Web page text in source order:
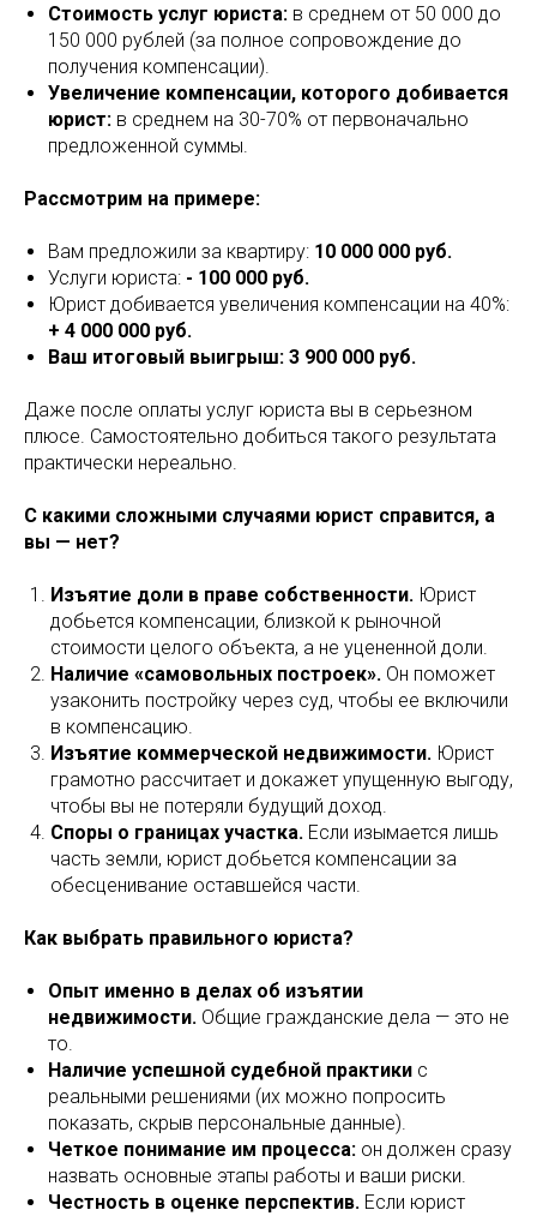
Стоимость услуг юриста: в среднем от 50 000 до
150 000 рублей (за полное сопровождение до
получения компенсации).
Увеличение компенсации, которого добивается
юрист: в среднем на 30-70% от первоначально
предложенной суммы.
Рассмотрим на примере:
Вам предложили за квартиру: 10 000 000 руб.
Услуги юриста: - 100 000 руб.
Юрист добивается увеличения компенсации на 40%:
+ 4 000 000 руб.
Ваш итоговый выигрыш: 3 900 000 руб.
Даже после оплаты услуг юриста вы в серьезном
плюсе. Самостоятельно добиться такого результата
практически нереально.
С какими сложными случаями юрист справится, а
вы — нет?
Изъятие доли в праве собственности. Юрист
добьется компенсации, близкой к рыночной
стоимости целого объекта, а не уцененной доли.
Наличие «самовольных построек». Он поможет
узаконить постройку через суд, чтобы ее включили
в компенсацию.
Изъятие коммерческой недвижимости. Юрист
грамотно рассчитает и докажет упущенную выгоду,
чтобы вы не потеряли будущий доход.
Споры о границах участка. Если изымается лишь
часть земли, юрист добьется компенсации за
обесценивание оставшейся части.
Как выбрать правильного юриста?
Опыт именно в делах об изъятии
недвижимости. Общие гражданские дела — это не
то.
Наличие успешной судебной практики с
реальными решениями (их можно попросить
показать, скрыв персональные данные).
Четкое понимание им процесса: он должен сразу
назвать основные этапы работы и ваши риски.
Честность в оценке перспектив. Если юрист